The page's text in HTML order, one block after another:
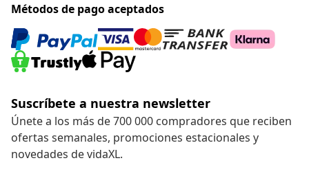
Métodos de pago aceptados
Suscríbete a nuestra newsletter
Únete a los más de 700 000 compradores que reciben
ofertas semanales, promociones estacionales y
novedades de vidaXL.